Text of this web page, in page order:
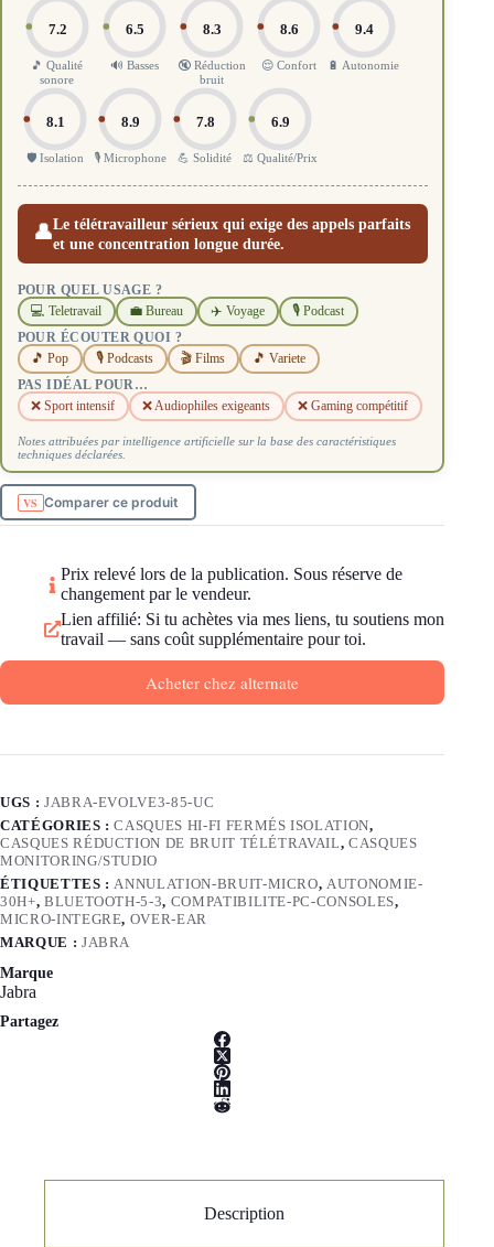
7.2
🎵 Qualité
sonore
6.5
🔊 Basses
8.3
🔇 Réduction
bruit
8.6
😌 Confort
9.4
🔋 Autonomie
8.1
🛡️ Isolation
8.9
🎙️ Microphone
7.8
💪 Solidité
6.9
⚖️ Qualité/Prix
👤Le télétravailleur sérieux qui exige des appels parfaits
et une concentration longue durée.
POUR QUEL USAGE ?
💻 Teletravail 💼 Bureau ✈️ Voyage 🎙️ Podcast
POUR ÉCOUTER QUOI ?
🎵 Pop 🎙️ Podcasts 🎬 Films 🎵 Variete
PAS IDÉAL POUR…
❌ Sport intensif ❌ Audiophiles exigeants ❌ Gaming compétitif
Notes attribuées par intelligence artificielle sur la base des caractéristiques
techniques déclarées.
Comparer ce produit
Prix relevé lors de la publication. Sous réserve de
changement par le vendeur.
Lien affilié: Si tu achètes via mes liens, tu soutiens mon
travail — sans coût supplémentaire pour toi.
Acheter chez alternate
UGS : JABRA-EVOLVE3-85-UC
CATÉGORIES :CASQUES HI-FI FERMÉS ISOLATION,
CASQUES RÉDUCTION DE BRUIT TÉLÉTRAVAIL,CASQUES
MONITORING/STUDIO
ÉTIQUETTES : ANNULATION-BRUIT-MICRO, AUTONOMIE-
30H+, BLUETOOTH-5-3, COMPATIBILITE-PC-CONSOLES,
MICRO-INTEGRE, OVER-EAR
MARQUE : JABRA
Marque
Jabra
Partagez
Description